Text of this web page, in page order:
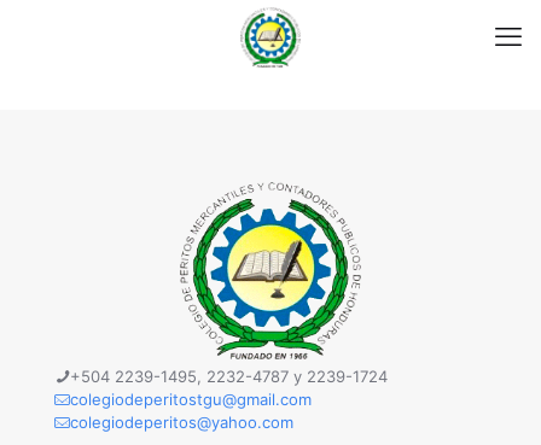
+504 2239-1495, 2232-4787 y 2239-1724
colegiodeperitostgu@gmail.com
colegiodeperitos@yahoo.com